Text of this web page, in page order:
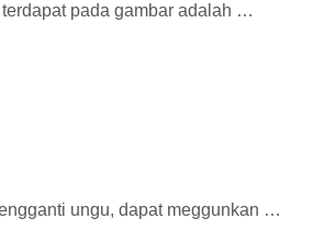
pada gambar adalah …
ungu, dapat meggunkan …